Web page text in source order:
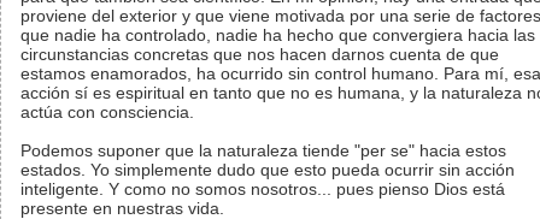
proviene del exterior y que viene motivada por una serie de factores
que nadie ha controlado, nadie ha hecho que convergiera hacia las
circunstancias concretas que nos hacen darnos cuenta de que
estamos enamorados, ha ocurrido sin control humano. Para mí, esa
acción sí es espiritual en tanto que no es humana, y la naturaleza
actúa con consciencia.
Podemos suponer que la naturaleza tiende "per se" hacia estos
estados. Yo simplemente dudo que esto pueda ocurrir sin acción
inteligente. Y como no somos nosotros... pues pienso Dios está
presente en nuestras vida.